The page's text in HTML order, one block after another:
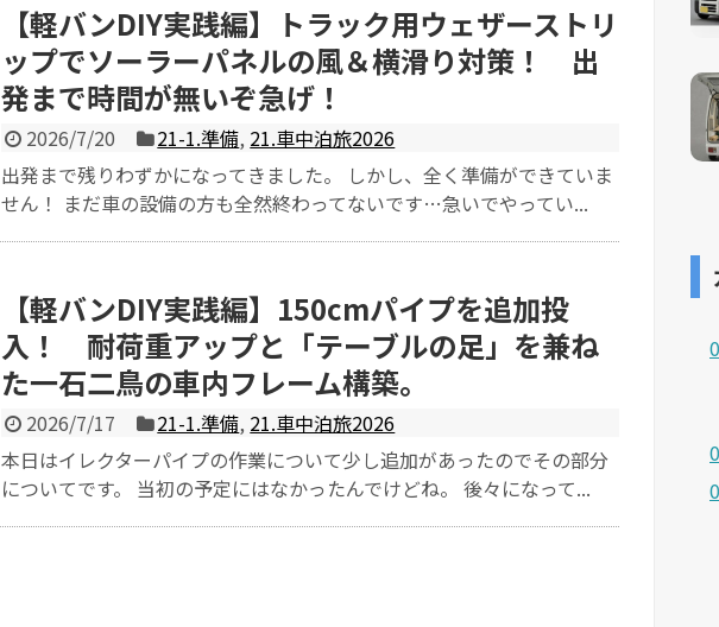
【軽バンDIY実践編】トラック用ウェザーストリ
ップでソーラーパネルの風＆横滑り対策！ 出
発まで時間が無いぞ急げ！
2026/7/20 21-1.準備, 21.車中泊旅2026
出発まで残りわずかになってきました。 しかし、全く準備ができていま
せん！ まだ車の設備の方も全然終わってないです…急いでやってい...
【軽バンDIY実践編】150cmパイプを追加投
入！ 耐荷重アップと「テーブルの足」を兼ね
た一石二鳥の車内フレーム構築。
2026/7/17 21-1.準備, 21.車中泊旅2026
本日はイレクターパイプの作業について少し追加があったのでその部分
についてです。 当初の予定にはなかったんでけどね。 後々になって...